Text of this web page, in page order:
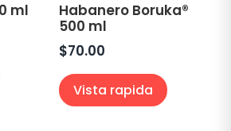
ml
Habanero Boruka®
500 ml
$70.00
Vista rapida